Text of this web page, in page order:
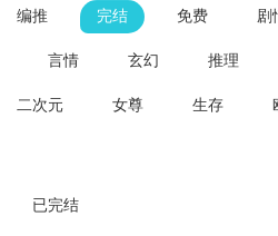
编推 完结 免费 剧
言情 玄幻 推理
二次元 女尊 生存
已完结